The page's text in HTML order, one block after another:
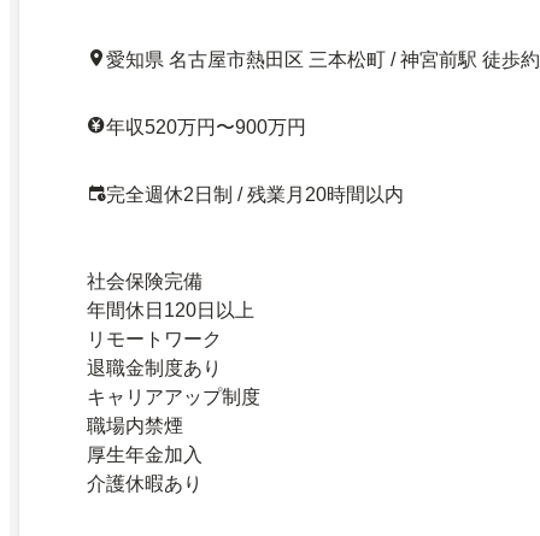
愛知県 名古屋市熱田区 三本松町 / 神宮前駅 徒歩
年収520万円〜900万円
完全週休2日制 / 残業月20時間以内
社会保険完備
年間休日120日以上
リモートワーク
退職金制度あり
キャリアアップ制度
職場内禁煙
厚生年金加入
介護休暇あり